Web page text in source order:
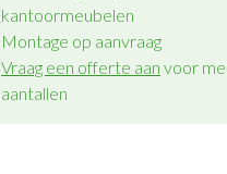
kantoormeubelen
Montage op aanvraag
Vraag een offerte aan voor
aantallen